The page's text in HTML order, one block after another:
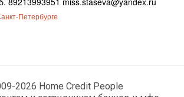
Петербурге
2026 Home Credit People